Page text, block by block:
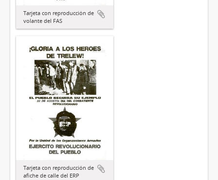
Tarjeta con reproducción de
volante del FAS
Tarjeta con reproducción de
afiche de calle del ERP